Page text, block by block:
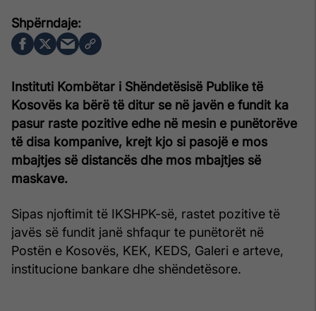
Instituti Kombëtar i Shëndetësisë Publike të
Kosovës ka bërë të ditur se në javën e fundit ka
pasur raste pozitive edhe në mesin e punëtorëve
të disa kompanive, krejt kjo si pasojë e mos
mbajtjes së distancës dhe mos mbajtjes së
maskave.
Sipas njoftimit të IKSHPK-së, rastet pozitive të
javës së fundit janë shfaqur te punëtorët në
Postën e Kosovës, KEK, KEDS, Galeri e arteve,
institucione bankare dhe shëndetësore.